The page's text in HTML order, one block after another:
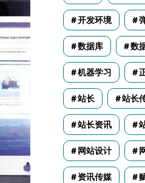
开发环境
数据库 数
机器学习
站长 站长
站长资讯
网站设计
资讯传媒